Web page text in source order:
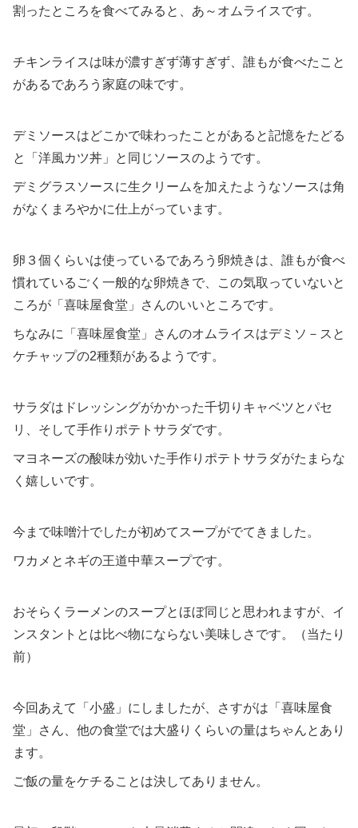
割ったところを食べてみると、あ～オムライスです。
チキンライスは味が濃すぎず薄すぎず、誰もが食べたこと
があるであろう家庭の味です。
デミソースはどこかで味わったことがあると記憶をたどる
と「洋風カツ丼」と同じソースのようです。
デミグラスソースに生クリームを加えたようなソースは角
がなくまろやかに仕上がっています。
卵３個くらいは使っているであろう卵焼きは、誰もが食べ
慣れているごく一般的な卵焼きで、この気取っていないと
ころが「喜味屋食堂」さんのいいところです。
ちなみに「喜味屋食堂」さんのオムライスはデミソ－スと
ケチャップの2種類があるようです。
サラダはドレッシングがかかった千切りキャベツとパセ
リ、そして手作りポテトサラダです。
マヨネーズの酸味が効いた手作りポテトサラダがたまらな
く嬉しいです。
今まで味噌汁でしたが初めてスープがでてきました。
ワカメとネギの王道中華スープです。
おそらくラーメンのスープとほぼ同じと思われますが、イ
ンスタントとは比べ物にならない美味しさです。（当たり
前）
今回あえて「小盛」にしましたが、さすがは「喜味屋食
堂」さん、他の食堂では大盛りくらいの量はちゃんとあり
ます。
ご飯の量をケチることは決してありません。